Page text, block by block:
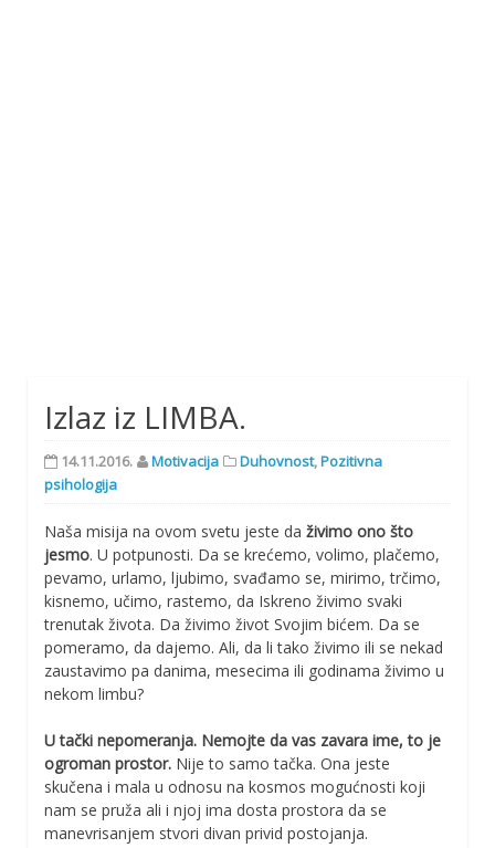
Izlaz iz LIMBA.
14.11.2016. Motivacija Duhovnost,Pozitivna
psihologija
Naša misija na ovom svetu jeste da živimo ono što
jesmo. U potpunosti. Da se krećemo, volimo, plačemo,
pevamo, urlamo, ljubimo, svađamo se, mirimo, trčimo,
kisnemo, učimo, rastemo, da Iskreno živimo svaki
trenutak života. Da živimo život Svojim bićem. Da se
pomeramo, da dajemo. Ali, da li tako živimo ili se nekad
zaustavimo pa danima, mesecima ili godinama živimo u
nekom limbu?
U tački nepomeranja. Nemojte da vas zavara ime, to je
ogroman prostor. Nije to samo tačka. Ona jeste
skučena i mala u odnosu na kosmos mogućnosti koji
nam se pruža ali i njoj ima dosta prostora da se
manevrisanjem stvori divan privid postojanja.